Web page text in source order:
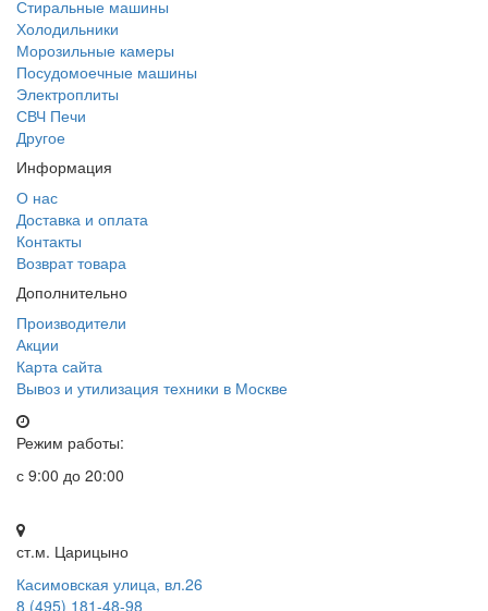
Стиральные машины
Холодильники
Морозильные камеры
Посудомоечные машины
Электроплиты
СВЧ Печи
Другое
Информация
О нас
Доставка и оплата
Контакты
Возврат товара
Дополнительно
Производители
Акции
Карта сайта
Вывоз и утилизация техники в Москве
Режим работы:
с 9:00 до 20:00
ст.м. Царицыно
Касимовская улица, вл.26
8 (495) 181-48-98